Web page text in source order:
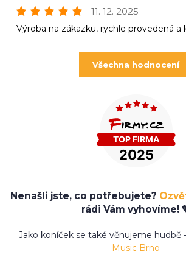
11. 12. 2025
Výroba na zákazku, rychle provedená a
Všechna hodnocení
Nenašli jste, co potřebujete?
rádi Vám vyhovíme!
Jako koníček se také věnujeme hudbě -
Music Brno